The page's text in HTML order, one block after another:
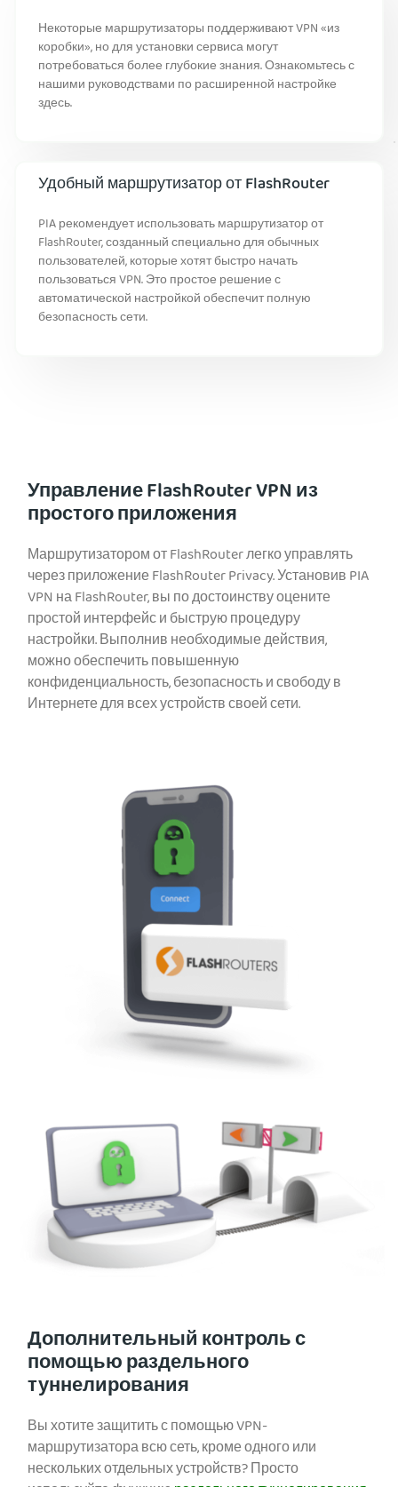
Некоторые маршрутизаторы поддерживают VPN «из
коробки», но для установки сервиса могут
потребоваться более глубокие знания. Ознакомьтесь с
нашими руководствами по расширенной настройке
здесь.
Удобный маршрутизатор от FlashRouter
PIA рекомендует использовать маршрутизатор от
FlashRouter, созданный специально для обычных
пользователей, которые хотят быстро начать
пользоваться VPN. Это простое решение с
автоматической настройкой обеспечит полную
безопасность сети.
Управление FlashRouter VPN из
простого приложения
Маршрутизатором от FlashRouter легко управлять
через приложение FlashRouter Privacy. Установив PIA
VPN на FlashRouter, вы по достоинству оцените
простой интерфейс и быструю процедуру
настройки. Выполнив необходимые действия,
можно обеспечить повышенную
конфиденциальность, безопасность и свободу в
Интернете для всех устройств своей сети.
Дополнительный контроль с
помощью раздельного
туннелирования
Вы хотите защитить с помощью VPN-
маршрутизатора всю сеть, кроме одного или
нескольких отдельных устройств? Просто